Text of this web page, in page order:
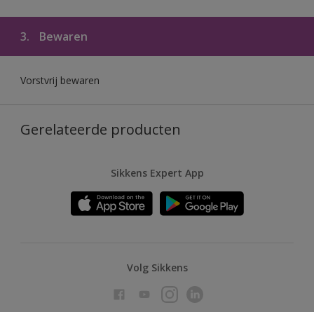
3. Bewaren
Vorstvrij bewaren
Gerelateerde producten
Sikkens Expert App
Volg Sikkens